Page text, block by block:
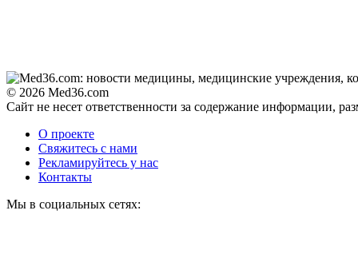
© 2026 Med36.com
Сайт не несет ответственности за содержание информации,
О проекте
Свяжитесь с нами
Рекламируйтесь у нас
Контакты
Мы в социальных сетях: